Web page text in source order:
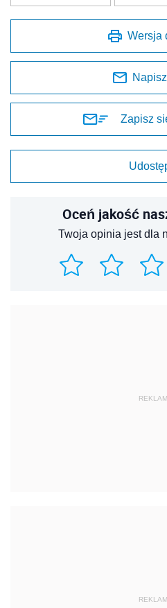
Wersja
Zapisz
Oceń jakość
Twoja opinia jest dla